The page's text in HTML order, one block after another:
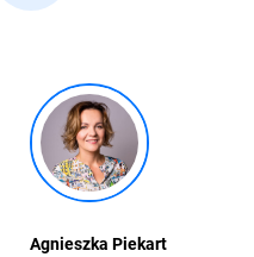
Agnieszka Piekart